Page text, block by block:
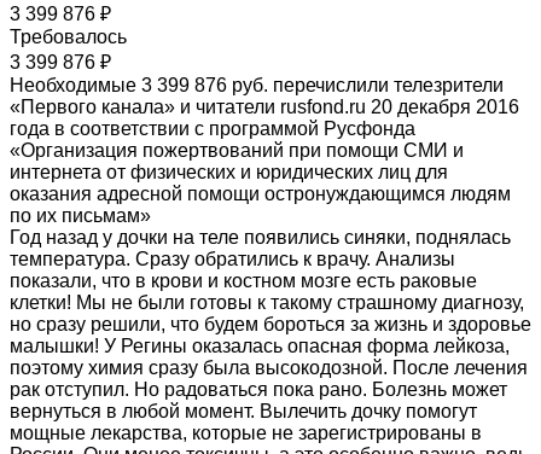
3 399 876 ₽
Требовалось
3 399 876 ₽
Необходимые 3 399 876 руб. перечислили телезрители
«Первого канала» и читатели rusfond.ru 20 декабря 2016
года в соответствии с программой Русфонда
«Организация пожертвований при помощи СМИ и
интернета от физических и юридических лиц для
оказания адресной помощи остронуждающимся людям
по их письмам»
Год назад у дочки на теле появились синяки, поднялась
температура. Сразу обратились к врачу. Анализы
показали, что в крови и костном мозге есть раковые
клетки! Мы не были готовы к такому страшному диагнозу,
но сразу решили, что будем бороться за жизнь и здоровье
малышки! У Регины оказалась опасная форма лейкоза,
поэтому химия сразу была высокодозной. После лечения
рак отступил. Но радоваться пока рано. Болезнь может
вернуться в любой момент. Вылечить дочку помогут
мощные лекарства, которые не зарегистрированы в